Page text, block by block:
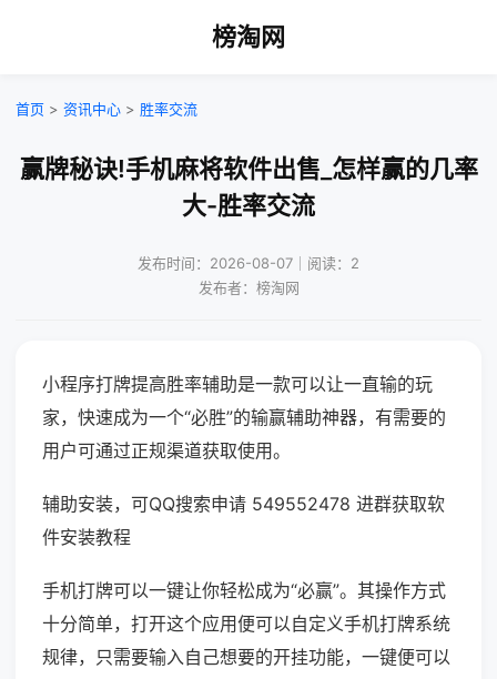
榜淘网
首页 > 资讯中心 > 胜率交流
赢牌秘诀!手机麻将软件出售_怎样赢的几率
大-胜率交流
发布时间：2026-08-07｜阅读：2
发布者：榜淘网
小程序打牌提高胜率辅助是一款可以让一直输的玩
家，快速成为一个“必胜”的输赢辅助神器，有需要的
用户可通过正规渠道获取使用。
辅助安装，可QQ搜索申请 549552478 进群获取软
件安装教程
手机打牌可以一键让你轻松成为“必赢”。其操作方式
十分简单，打开这个应用便可以自定义手机打牌系统
规律，只需要输入自己想要的开挂功能，一键便可以